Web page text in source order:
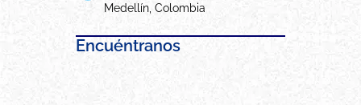
Medellín, Colombia
Encuéntranos